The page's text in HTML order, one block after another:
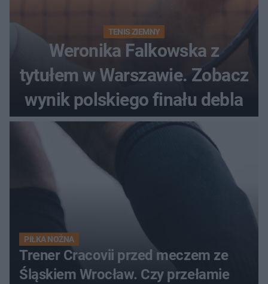
TENIS ZIEMNY
Weronika Falkowska z
tytułem w Warszawie. Zobacz
wynik polskiego finału debla
PIŁKA NOŻNA
Trener Cracovii przed meczem ze
Śląskiem Wrocław. Czy przełamie